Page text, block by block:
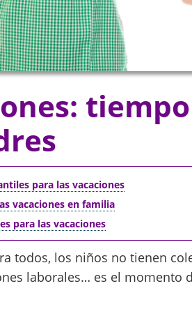
para las vacaciones
vacaciones en familia
para las vacaciones
todos, los niños no tienen
laborales… es el momento